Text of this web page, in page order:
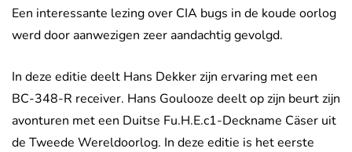
Een interessante lezing over CIA bugs in de koude oorlog
werd door aanwezigen zeer aandachtig gevolgd.
In deze editie deelt Hans Dekker zijn ervaring met een
BC-348-R receiver. Hans Goulooze deelt op zijn beurt zijn
avonturen met een Duitse Fu.H.E.c1-Deckname Cäser uit
de Tweede Wereldoorlog. In deze editie is het eerste